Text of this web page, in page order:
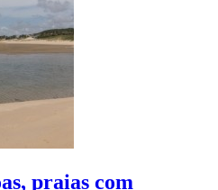
praias com